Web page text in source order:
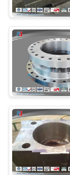
เว็บไซต์
PRIVACY
POLICY